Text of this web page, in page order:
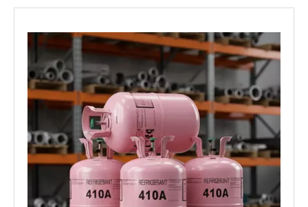
Gaz réfrigérant R410A mélangé emballé par bouteille rechargeable de 10 kg Gaz réfrigérant mixte R410A à prix d'usine en vente